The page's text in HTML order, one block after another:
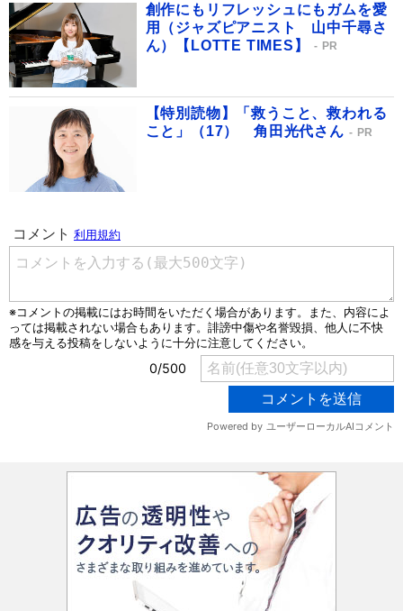
創作にもリフレッシュにもガムを愛
用（ジャズピアニスト 山中千尋さ
ん）【LOTTE TIMES】
PR
【特別読物】「救うこと、救われる
こと」（17） 角田光代さん
PR